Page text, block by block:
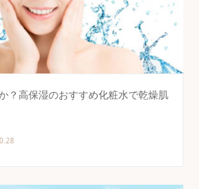
？高保湿のおすすめ化粧水で乾燥肌